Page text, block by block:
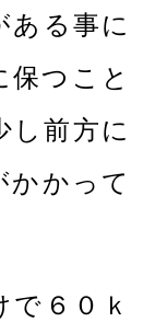
ある事に
保つこと
し前方に
かかって
６０ｋ